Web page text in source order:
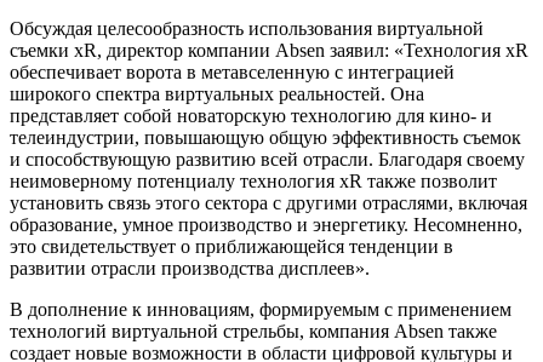
Обсуждая целесообразность использования виртуальной
съемки xR, директор компании Absen заявил: «Технология xR
обеспечивает ворота в метавселенную с интеграцией
широкого спектра виртуальных реальностей. Она
представляет собой новаторскую технологию для кино- и
телеиндустрии, повышающую общую эффективность съемок
и способствующую развитию всей отрасли. Благодаря своему
неимоверному потенциалу технология xR также позволит
установить связь этого сектора с другими отраслями, включая
образование, умное производство и энергетику. Несомненно,
это свидетельствует о приближающейся тенденции в
развитии отрасли производства дисплеев».
В дополнение к инновациям, формируемым с применением
технологий виртуальной стрельбы, компания Absen также
создает новые возможности в области цифровой культуры и